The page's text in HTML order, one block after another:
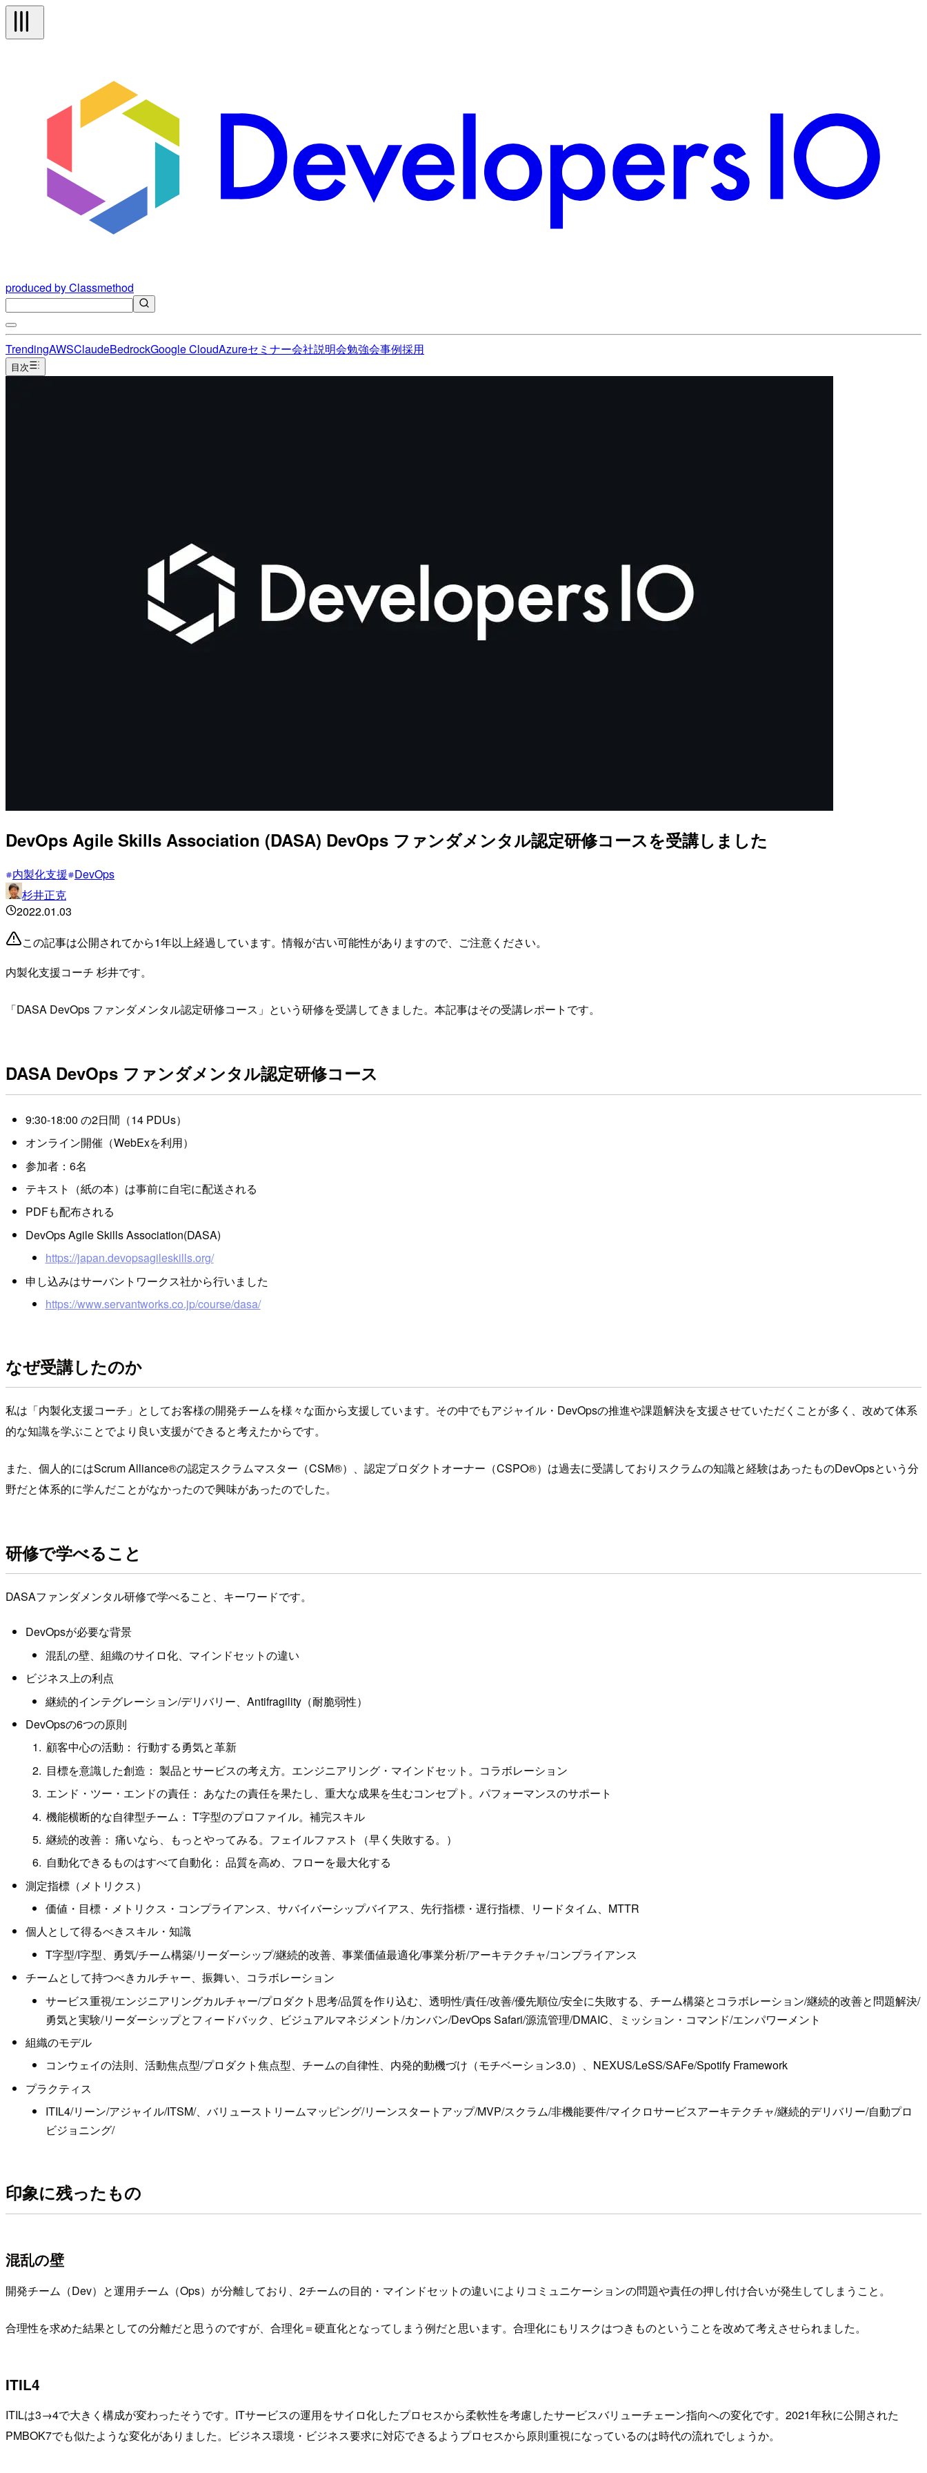
produced by Classmethod
TrendingAWSClaudeBedrockGoogle CloudAzureセミナー会社説明会勉強会事例採用
目次
DevOps Agile Skills Association (DASA) DevOps ファンダメンタル認定研修コースを受講しました
内製化支援 DevOps
杉井正克
2022.01.03
この記事は公開されてから1年以上経過しています。情報が古い可能性がありますので、ご注意ください。
内製化支援コーチ 杉井です。
「DASA DevOps ファンダメンタル認定研修コース」という研修を受講してきました。本記事はその受講レポートです。
DASA DevOps ファンダメンタル認定研修コース
9:30-18:00 の2日間（14 PDUs）
オンライン開催（WebExを利用）
参加者：6名
テキスト（紙の本）は事前に自宅に配送される
PDFも配布される
DevOps Agile Skills Association(DASA)
https://japan.devopsagileskills.org/
申し込みはサーバントワークス社から行いました
https://www.servantworks.co.jp/course/dasa/
なぜ受講したのか
私は「内製化支援コーチ」としてお客様の開発チームを様々な面から支援しています。その中でもアジャイル・DevOpsの推進や課題解決を支援させていただくことが多く、改めて体系
的な知識を学ぶことでより良い支援ができると考えたからです。
また、個人的にはScrum Alliance®の認定スクラムマスター（CSM®）、認定プロダクトオーナー（CSPO®）は過去に受講しておりスクラムの知識と経験はあったものDevOpsという分
野だと体系的に学んだことがなかったので興味があったのでした。
研修で学べること
DASAファンダメンタル研修で学べること、キーワードです。
DevOpsが必要な背景
混乱の壁、組織のサイロ化、マインドセットの違い
ビジネス上の利点
継続的インテグレーション/デリバリー、Antifragility（耐脆弱性）
DevOpsの6つの原則
顧客中心の活動： 行動する勇気と革新
目標を意識した創造： 製品とサービスの考え方。エンジニアリング・マインドセット。コラボレーション
エンド・ツー・エンドの責任： あなたの責任を果たし、重大な成果を生むコンセプト。パフォーマンスのサポート
機能横断的な自律型チーム： T字型のプロファイル。補完スキル
継続的改善： 痛いなら、もっとやってみる。フェイルファスト（早く失敗する。）
自動化できるものはすべて自動化： 品質を高め、フローを最大化する
測定指標（メトリクス）
価値・目標・メトリクス・コンプライアンス、サバイバーシップバイアス、先行指標・遅行指標、リードタイム、MTTR
個人として得るべきスキル・知識
T字型/I字型、勇気/チーム構築/リーダーシップ/継続的改善、事業価値最適化/事業分析/アーキテクチャ/コンプライアンス
チームとして持つべきカルチャー、振舞い、コラボレーション
サービス重視/エンジニアリングカルチャー/プロダクト思考/品質を作り込む、透明性/責任/改善/優先順位/安全に失敗する、チーム構築とコラボレーション/継続的改善と問題解決/
勇気と実験/リーダーシップとフィードバック、ビジュアルマネジメント/カンバン/DevOps Safari/源流管理/DMAIC、ミッション・コマンド/エンパワーメント
組織のモデル
コンウェイの法則、活動焦点型/プロダクト焦点型、チームの自律性、内発的動機づけ（モチベーション3.0）、NEXUS/LeSS/SAFe/Spotify Framework
プラクティス
ITIL4/リーン/アジャイル/ITSM/、バリューストリームマッピング/リーンスタートアップ/MVP/スクラム/非機能要件/マイクロサービスアーキテクチャ/継続的デリバリー/自動プロ
ビジョニング/
印象に残ったもの
混乱の壁
開発チーム（Dev）と運用チーム（Ops）が分離しており、2チームの目的・マインドセットの違いによりコミュニケーションの問題や責任の押し付け合いが発生してしまうこと。
合理性を求めた結果としての分離だと思うのですが、合理化＝硬直化となってしまう例だと思います。合理化にもリスクはつきものということを改めて考えさせられました。
ITIL4
ITILは3→4で大きく構成が変わったそうです。ITサービスの運用をサイロ化したプロセスから柔軟性を考慮したサービスバリューチェーン指向への変化です。2021年秋に公開された
PMBOK7でも似たような変化がありました。ビジネス環境・ビジネス要求に対応できるようプロセスから原則重視になっているのは時代の流れでしょうか。